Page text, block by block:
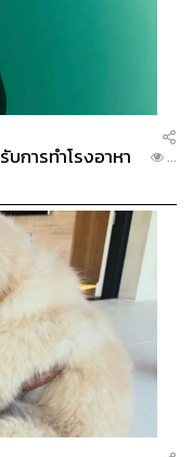
การทำโรงอาหา
...